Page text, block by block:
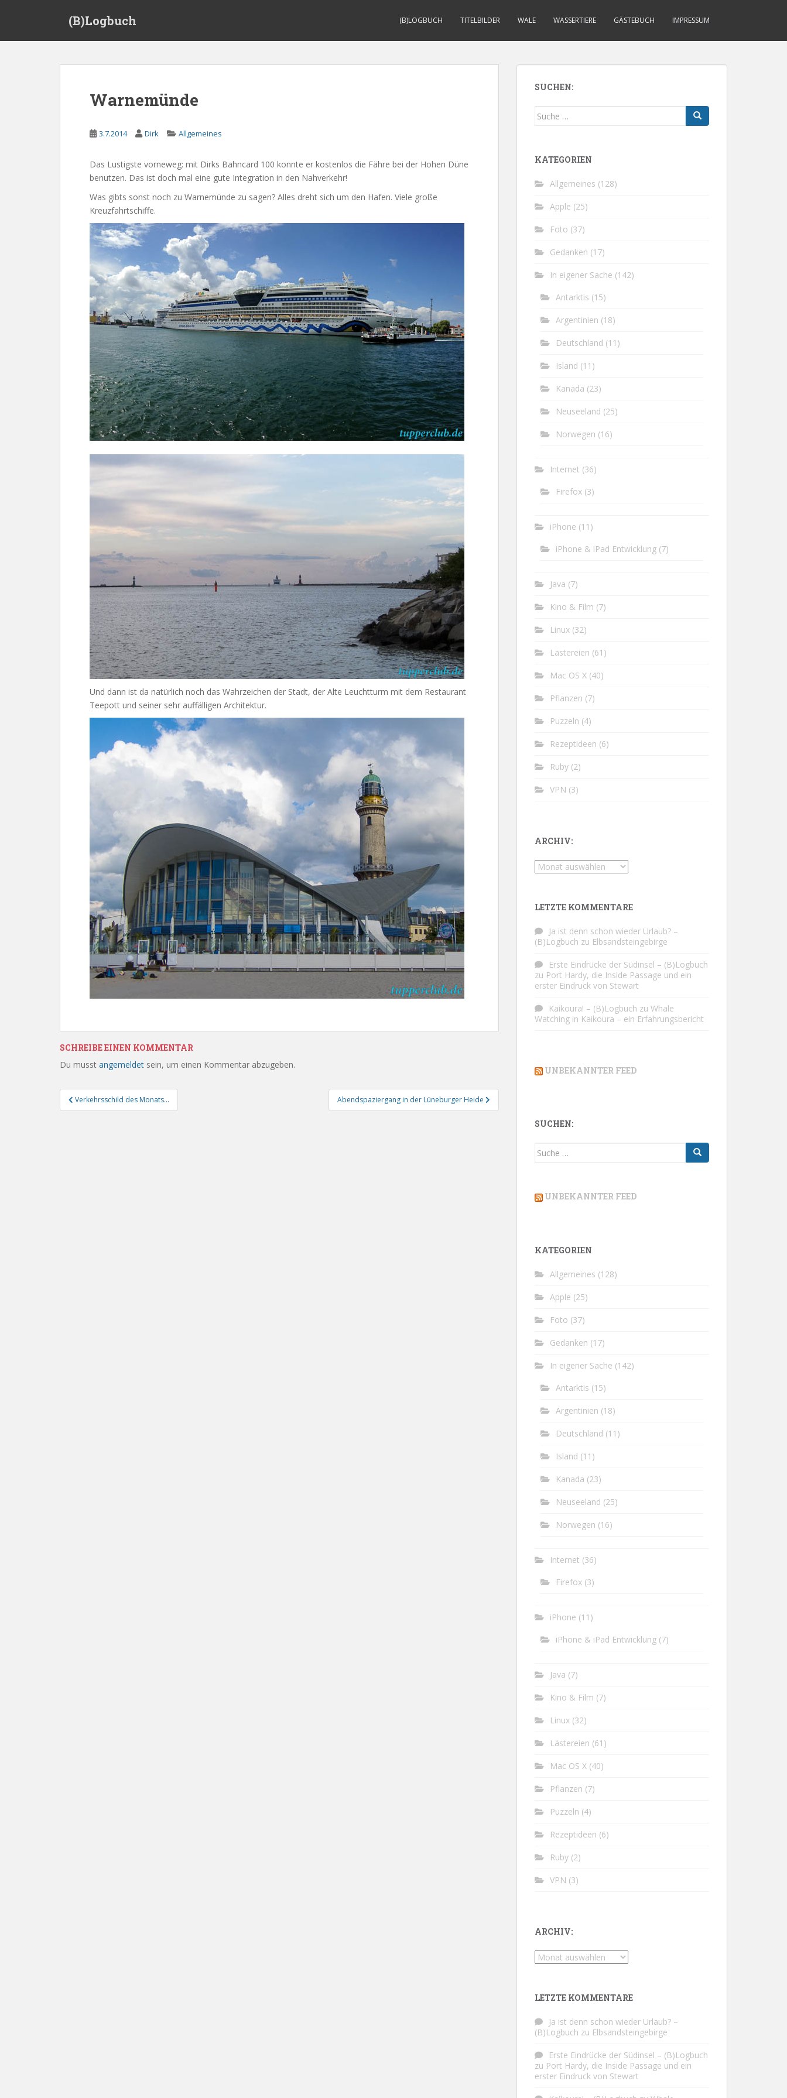
(B)Logbuch (B)LOGBUCH TITELBILDER WALE WASSERTIERE GÄSTEBUCH IMPRESSUM
Warnemünde
3.7.2014 Dirk Allgemeines
Das Lustigste vorneweg: mit Dirks Bahncard 100 konnte er kostenlos die Fähre bei der Hohen Düne
benutzen. Das ist doch mal eine gute Integration in den Nahverkehr!
Was gibts sonst noch zu Warnemünde zu sagen? Alles dreht sich um den Hafen. Viele große
Kreuzfahrtschiffe.
Und dann ist da natürlich noch das Wahrzeichen der Stadt, der Alte Leuchtturm mit dem Restaurant
Teepott und seiner sehr auffälligen Architektur.
SCHREIBE EINEN KOMMENTAR
Du musst angemeldet sein, um einen Kommentar abzugeben.
Beitragsnavigation
Verkehrsschild des Monats… Abendspaziergang in der Lüneburger Heide
SUCHEN:
Suche
KATEGORIEN
Allgemeines (128)
Apple (25)
Foto (37)
Gedanken (17)
In eigener Sache (142)
Antarktis (15)
Argentinien (18)
Deutschland (11)
Island (11)
Kanada (23)
Neuseeland (25)
Norwegen (16)
Internet (36)
Firefox (3)
iPhone (11)
iPhone & iPad Entwicklung (7)
Java (7)
Kino & Film (7)
Linux (32)
Lästereien (61)
Mac OS X (40)
Pflanzen (7)
Puzzeln (4)
Rezeptideen (6)
Ruby (2)
VPN (3)
ARCHIV:
Archiv:
LETZTE KOMMENTARE
Ja ist denn schon wieder Urlaub? –
(B)Logbuch zu Elbsandsteingebirge
Erste Eindrücke der Südinsel – (B)Logbuch
zu Port Hardy, die Inside Passage und ein
erster Eindruck von Stewart
Kaikoura! – (B)Logbuch zu Whale
Watching in Kaikoura – ein Erfahrungsbericht
UNBEKANNTER FEED
SUCHEN:
Suche
UNBEKANNTER FEED
KATEGORIEN
Allgemeines (128)
Apple (25)
Foto (37)
Gedanken (17)
In eigener Sache (142)
Antarktis (15)
Argentinien (18)
Deutschland (11)
Island (11)
Kanada (23)
Neuseeland (25)
Norwegen (16)
Internet (36)
Firefox (3)
iPhone (11)
iPhone & iPad Entwicklung (7)
Java (7)
Kino & Film (7)
Linux (32)
Lästereien (61)
Mac OS X (40)
Pflanzen (7)
Puzzeln (4)
Rezeptideen (6)
Ruby (2)
VPN (3)
ARCHIV:
Archiv:
LETZTE KOMMENTARE
Ja ist denn schon wieder Urlaub? –
(B)Logbuch zu Elbsandsteingebirge
Erste Eindrücke der Südinsel – (B)Logbuch
zu Port Hardy, die Inside Passage und ein
erster Eindruck von Stewart